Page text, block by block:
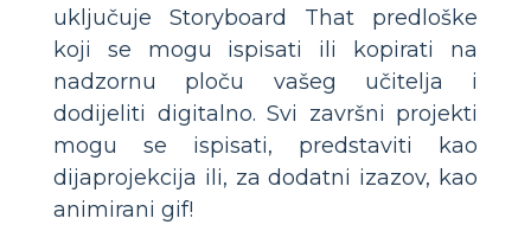
uključuje Storyboard That predloške
koji se mogu ispisati ili kopirati na
nadzornu ploču vašeg učitelja i
dodijeliti digitalno. Svi završni projekti
mogu se ispisati, predstaviti kao
dijaprojekcija ili, za dodatni izazov, kao
animirani gif!